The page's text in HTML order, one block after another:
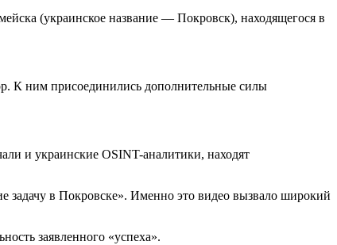
(украинское название — Покровск), находящегося в
К ним присоединились дополнительные силы
и украинские OSINT-аналитики, находят
задачу в Покровске». Именно это видео вызвало широкий
заявленного «успеха».